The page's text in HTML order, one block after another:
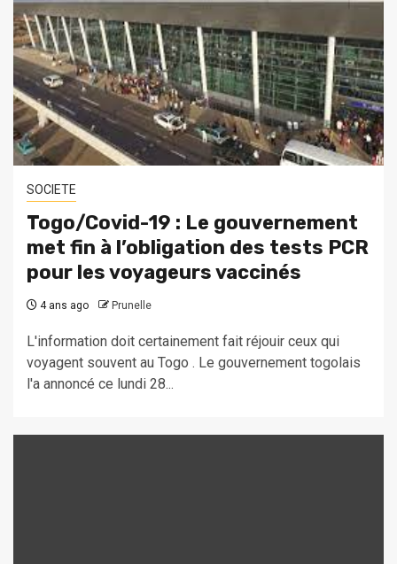
SOCIETE
Togo/Covid-19 : Le gouvernement
met fin à l’obligation des tests PCR
pour les voyageurs vaccinés
4 ans ago Prunelle
L'information doit certainement fait réjouir ceux qui
voyagent souvent au Togo . Le gouvernement togolais
l'a annoncé ce lundi 28...